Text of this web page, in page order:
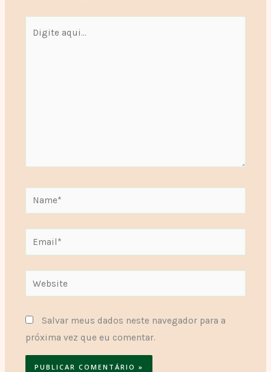
aqui...
Name*
Email*
Website
Salvar meus dados neste navegador para a
próxima vez que eu comentar.